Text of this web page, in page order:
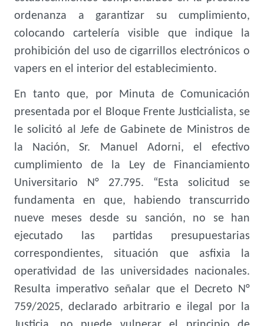
ordenanza a garantizar su cumplimiento,
colocando cartelería visible que indique la
prohibición del uso de cigarrillos electrónicos o
vapers en el interior del establecimiento.
En tanto que, por Minuta de Comunicación
presentada por el Bloque Frente Justicialista, se
le solicitó al Jefe de Gabinete de Ministros de
la Nación, Sr. Manuel Adorni, el efectivo
cumplimiento de la Ley de Financiamiento
Universitario N° 27.795. “Esta solicitud se
fundamenta en que, habiendo transcurrido
nueve meses desde su sanción, no se han
ejecutado las partidas presupuestarias
correspondientes, situación que asfixia la
operatividad de las universidades nacionales.
Resulta imperativo señalar que el Decreto N°
759/2025, declarado arbitrario e ilegal por la